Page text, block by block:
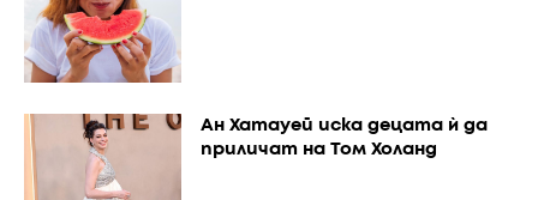
Ан Хатауей иска децата ѝ да
приличат на Том Холанд